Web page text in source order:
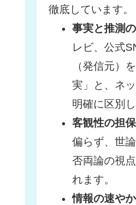
徹底しています。
事実と推測
レビ、公式
（発信元）
実」と、ネ
明確に区別
客観性の担保
偏らず、世
否両論の視
れます。
情報の速や